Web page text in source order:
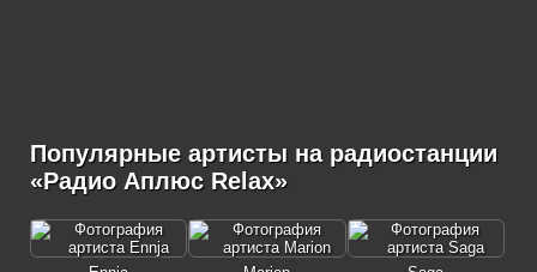
Популярные артисты на радиостанции
«Радио Аплюс Relax»